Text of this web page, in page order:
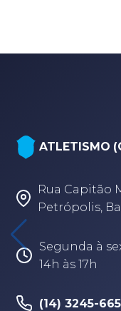
ATLETISMO
Rua Capitão
Petrópolis,
Segunda à
14h às 17h
(14) 3245-